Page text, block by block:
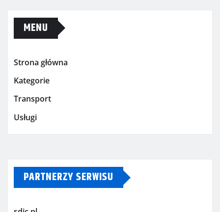
MENU
Strona główna
Kategorie
Transport
Usługi
PARTNERZY SERWISU